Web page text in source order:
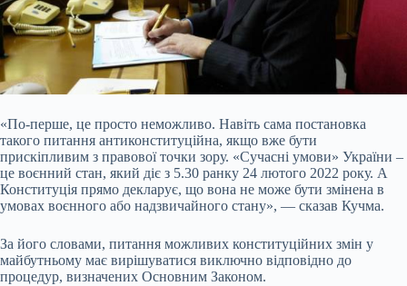
«По-перше, це просто неможливо. Навіть сама постановка
такого питання антиконституційна, якщо вже бути
прискіпливим з правової точки зору. «Сучасні умови» України –
це воєнний стан, який діє з 5.30 ранку 24 лютого 2022 року. А
Конституція прямо декларує, що вона не може бути змінена в
умовах воєнного або надзвичайного стану», — сказав Кучма.
За його словами, питання можливих конституційних змін у
майбутньому має вирішуватися виключно відповідно до
процедур, визначених Основним Законом.